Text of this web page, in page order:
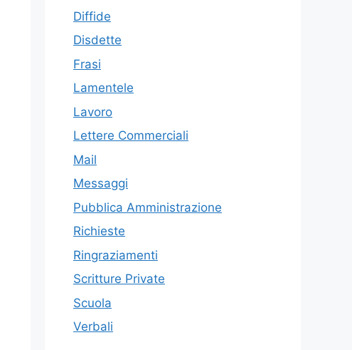
Diffide
Disdette
Frasi
Lamentele
Lavoro
Lettere Commerciali
Mail
Messaggi
Pubblica Amministrazione
Richieste
Ringraziamenti
Scritture Private
Scuola
Verbali